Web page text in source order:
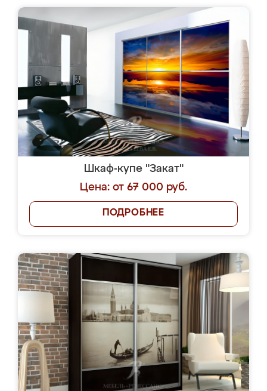
Шкаф-купе "Закат"
Цена: от 67 000 руб.
ПОДРОБНЕЕ